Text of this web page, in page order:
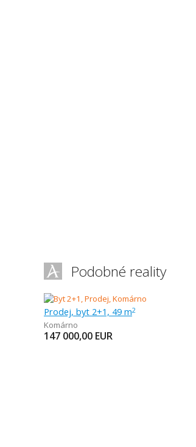
Podobné reality
Prodej, byt 2+1, 49 m2
Komárno
147 000,00 EUR